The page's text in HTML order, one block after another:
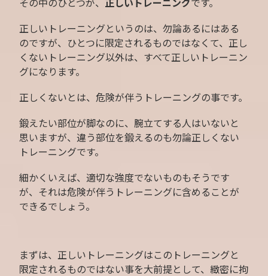
その中のひとつが、 正しいトレーニングです。
正しいトレーニングというのは、勿論あるにはある
のですが、ひとつに限定されるものではなくて、正し
くないトレーニング以外は、すべて正しいトレーニン
グになります。
正しくないとは、危険が伴うトレーニングの事です。
鍛えたい部位が脚なのに、腕立てする人はいないと
思いますが、違う部位を鍛えるのも勿論正しくない
トレーニングです。
細かくいえば、適切な強度でないものもそうです
が、それは危険が伴うトレーニングに含めることが
できるでしょう。
まずは、正しいトレーニングはこのトレーニングと
限定されるものではない事を大前提として、緻密に拘